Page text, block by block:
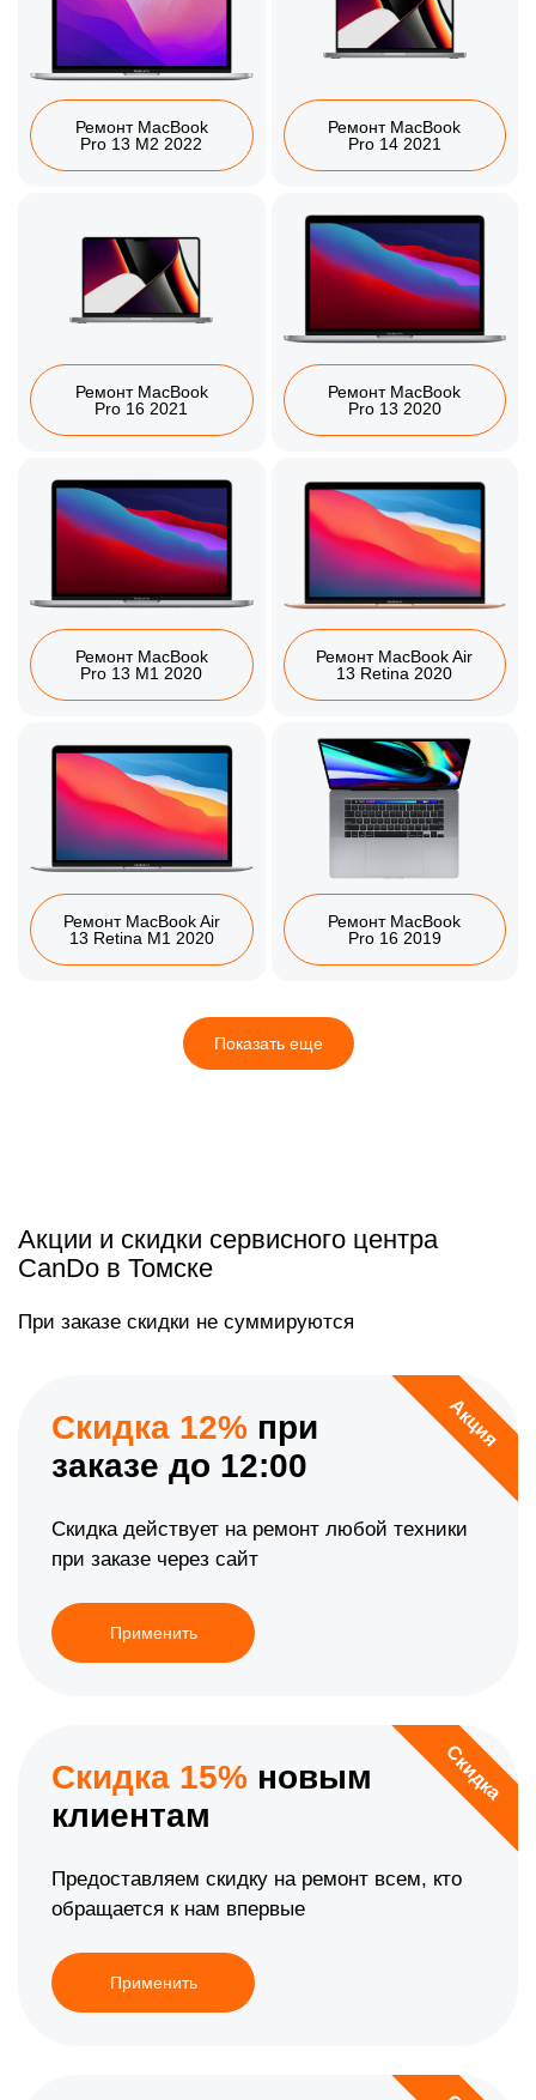
Ремонт MacBook
Pro 13 M2 2022
Ремонт MacBook
Pro 14 2021
Ремонт MacBook
Pro 16 2021
Ремонт MacBook
Pro 13 2020
Ремонт MacBook
Pro 13 M1 2020
Ремонт MacBook Air
13 Retina 2020
Ремонт MacBook Air
13 Retina M1 2020
Ремонт MacBook
Pro 16 2019
Показать еще
Акции и скидки сервисного центра
CanDo в Томске
При заказе скидки не суммируются
Акция
Скидка 12% при
заказе до 12:00
Скидка действует на ремонт любой техники
при заказе через сайт
Применить
Скидка
Скидка 15% новым
клиентам
Предоставляем скидку на ремонт всем, кто
обращается к нам впервые
Применить